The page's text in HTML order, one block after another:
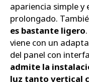
apariencia simple y
prolongado.
es bastante ligero
viene con un
del panel con
admite la
luz tanto vertical